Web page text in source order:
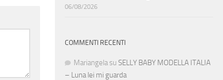
06/08/2026
COMMENTI RECENTI
Mariangela su SELLY BABY MODELLA ITALIA
– Luna lei mi guarda